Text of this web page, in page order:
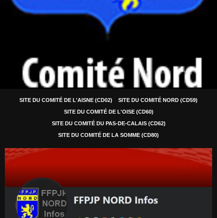
SITE DU COMITÉ DE L'AISNE (CD02)
SITE DU COMITÉ NORD (CD59)
SITE DU COMITÉ DE L'OISE (CD60)
SITE DU COMITÉ DU PAS-DE-CALAIS (CD62)
SITE DU COMITÉ DE LA SOMME (CD80)